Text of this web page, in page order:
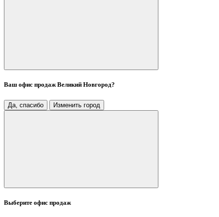
Ваш офис продажВеликий Новгород?
Да, спасибо Изменить город
Выберите офис продаж